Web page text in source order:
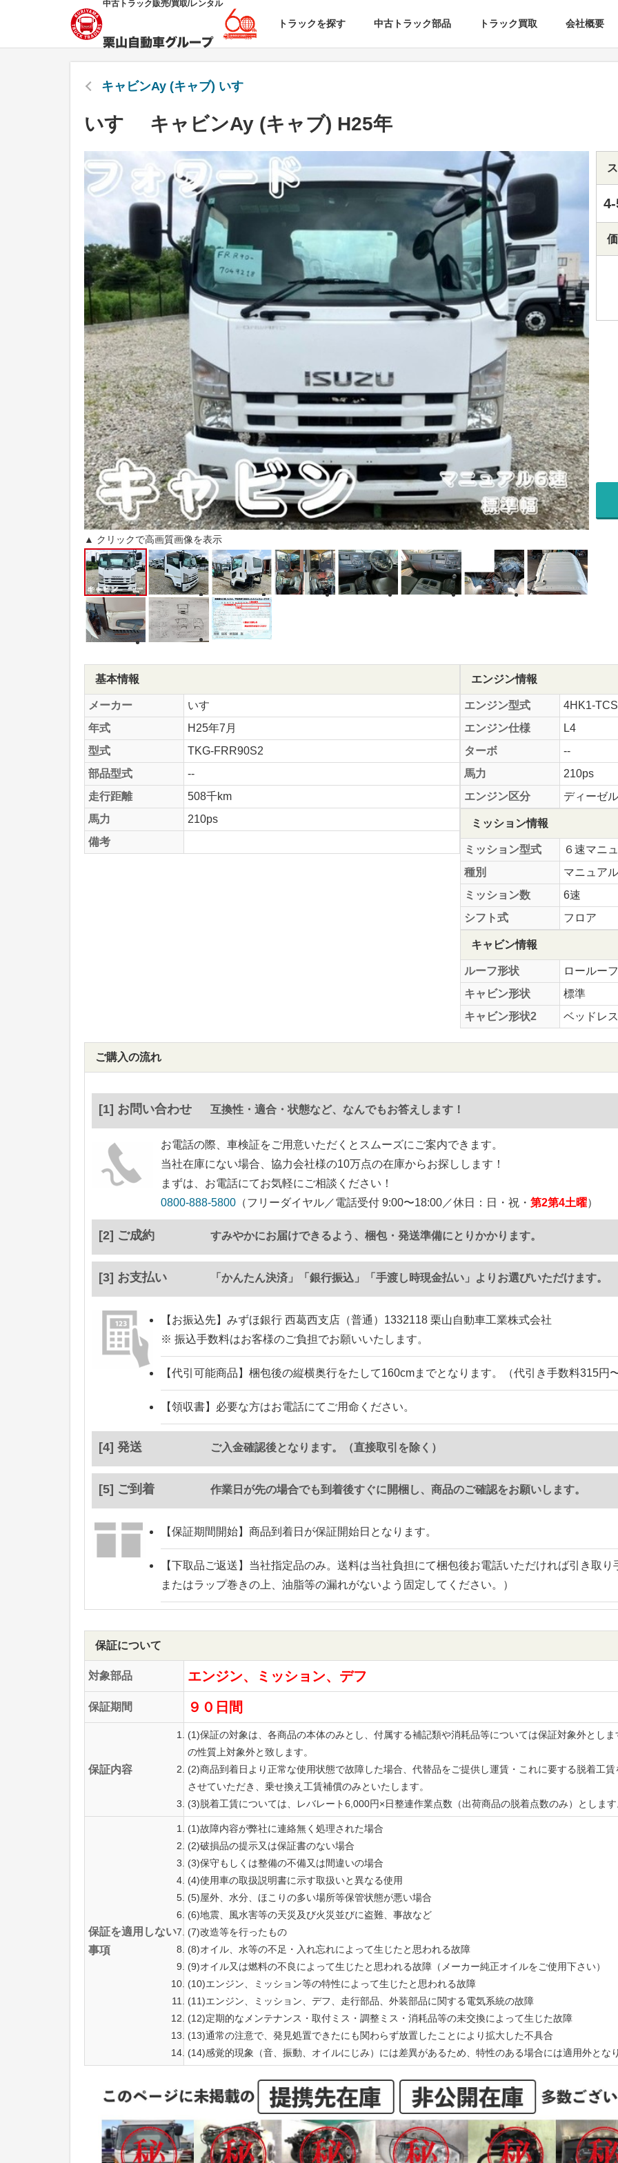
中古トラック販売/買取/レンタル
トラックを探す 中古トラック部品 トラック買取 会社概要
キャビンAy (キャブ) いすゞ
いすゞ キャビンAy (キャブ) H25年
▲ クリックで高画質画像を表示
基本情報
メーカー
いすゞ
年式
H25年7月
型式
TKG-FRR90S2
部品型式
--
走行距離
508千km
馬力
210ps
備考
エンジン情報
エンジン型式
4HK1-TCS
エンジン仕様
L4
ターボ
--
馬力
210ps
エンジン区分
ディーゼル
ミッション情報
ミッション型式
６速マニ
種別
マニュアル
ミッション数
6速
シフト式
フロア
キャビン情報
ルーフ形状
ロールーフ
キャビン形状
標準
キャビン形状2
ベッドレス
ご購入の流れ
[1] お問い合わせ 互換性・適合・状態など、なんでもお答えします！
お電話の際、車検証をご用意いただくとスムーズにご案内できます。
当社在庫にない場合、協力会社様の10万点の在庫からお探しします！
まずは、お電話にてお気軽にご相談ください！
0800-888-5800 （フリーダイヤル／電話受付 9:00〜18:00／休日：日・祝・ 第2第4土曜）
[2] ご成約 すみやかにお届けできるよう、梱包・発送準備にとりかかります。
[3] お支払い 「かんたん決済」「銀行振込」「手渡し時現金払い」よりお選びいただけます。
【お振込先】 みずほ銀行 西葛西支店（普通）1332118 栗山自動車工業株式会社
※ 振込手数料はお客様のご負担でお願いいたします。
【代引可能商品】 梱包後の縦横奥行をたして160cmまでとなります。（代引き手数料315円
【領収書】 必要な方はお電話にてご用命ください。
[4] 発送 ご入金確認後となります。（直接取引を除く）
[5] ご到着 作業日が先の場合でも到着後すぐに開梱し、商品のご確認をお願いします。
【保証期間開始】 商品到着日が保証開始日となります。
【下取品ご返送】 当社指定品のみ。送料は当社負担にて梱包後お電話いただければ引き取
またはラップ巻きの上、油脂等の漏れがないよう固定してください。）
保証について
対象部品 エンジン、ミッション、デフ
保証期間 ９０日間
保証内容
(1)保証の対象は、各商品の本体のみとし、付属する補記類や消耗品等については保証対象外とし
の性質上対象外と致します。
(2)商品到着日より正常な使用状態で故障した場合、代替品をご提供し運賃・これに要する脱着工
させていただき、乗せ換え工賃補償のみといたします。
(3)脱着工賃については、レバレート6,000円×日整連作業点数（出荷商品の脱着点数のみ）としま
保証を適用しない
事項
(1)故障内容が弊社に連絡無く処理された場合
(2)破損品の提示又は保証書のない場合
(3)保守もしくは整備の不備又は間違いの場合
(4)使用車の取扱説明書に示す取扱いと異なる使用
(5)屋外、水分、ほこりの多い場所等保管状態が悪い場合
(6)地震、風水害等の天災及び火災並びに盗難、事故など
(7)改造等を行ったもの
(8)オイル、水等の不足・入れ忘れによって生じたと思われる故障
(9)オイル又は燃料の不良によって生じたと思われる故障（メーカー純正オイルをご使用下さい）
(10)エンジン、ミッション等の特性によって生じたと思われる故障
(11)エンジン、ミッション、デフ、走行部品、外装部品に関する電気系統の故障
(12)定期的なメンテナンス・取付ミス・調整ミス・消耗品等の未交換によって生じた故障
(13)通常の注意で、発見処置できたにも関わらず放置したことにより拡大した不具合
(14)感覚的現象（音、振動、オイルにじみ）には差異があるため、特性のある場合には適用外とな